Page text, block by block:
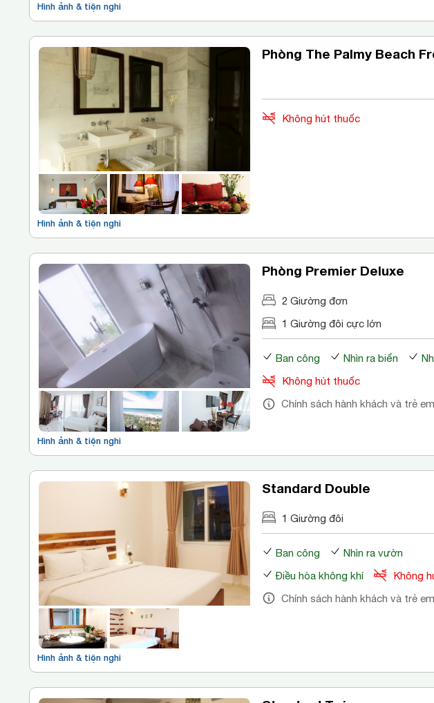
Hình ảnh & tiện nghi
Hình ảnh & tiện nghi
Phòng The Palmy Beach
Không hút thuốc
Hình ảnh & tiện nghi
Phòng Premier Deluxe
2 Giường đơn
1 Giường đôi cực lớn
Ban công Nhìn ra biển
Không hút thuốc
Chính sách hành khách và trẻ em
Hình ảnh & tiện nghi
Standard Double
1 Giường đôi
Ban công
Nhìn ra vườn
Điều hòa không khí
Không
Chính sách hành khách và trẻ em